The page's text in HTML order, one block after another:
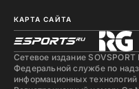
КАРТА САЙТА
Сетевое издание SOVSPORT
Федеральной службе по
информационных